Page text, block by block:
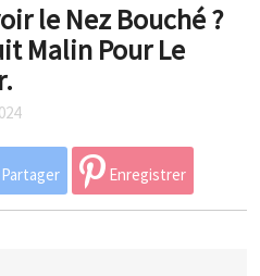
le Nez Bouché ?
Malin Pour Le
Partager Enregistrer